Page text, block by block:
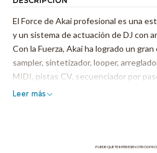
El Force de Akai profesional es una
y un sistema de actuación de DJ con
Con la Fuerza, Akai ha logrado un
sampler, sintetizador, looper,
MIDI, pistas CV, secuenciador por
dispositivo compacto.
Leer más
PUEDE QUE TE INTERESEN OTROS